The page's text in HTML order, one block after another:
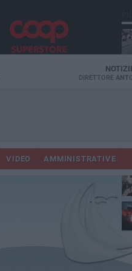
DIRETTORE
VIDEO AMMINISTRATIVE